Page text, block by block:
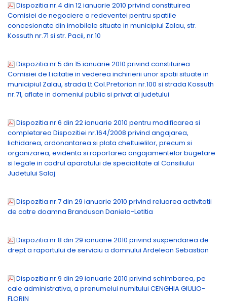
Dispozitia nr.4 din 12 ianuarie 2010 privind constituirea
Comisiei de negociere a redeventei pentru spatiile
concesionate din imobilele situate in municipiul Zalau, str.
Kossuth nr.71 si str. Pacii, nr.10
Dispozitia nr.5 din 15 ianuarie 2010 privind constituirea
Comisiei de l.icitatie in vederea inchirierii unor spatii situate in
municipiul Zalau, strada Lt.Col.Pretorian nr.100 si strada Kossuth
nr.71, aflate in domeniul public si privat al judetului
Dispozitia nr.6 din 22 ianuarie 2010 pentru modificarea si
completarea Dispozitiei nr.164/2008 privind angajarea,
lichidarea, ordonantarea si plata cheltuielilor, precum si
organizarea, evidenta si raportarea angajamentelor bugetare
si legale in cadrul aparatului de specialitate al Consiliului
Judetului Salaj
Dispozitia nr.7 din 29 ianuarie 2010 privind reluarea activitatii
de catre doamna Brandusan Daniela-Letitia
Dispozitia nr.8 din 29 ianuarie 2010 privind suspendarea de
drept a raportului de serviciu a domnului Ardelean Sebastian
Dispozitia nr.9 din 29 ianuarie 2010 privind schimbarea, pe
cale administrativa, a prenumelui numitului CENGHIA GIULIO-
FLORIN